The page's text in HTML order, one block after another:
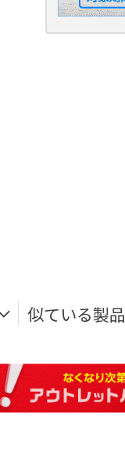
似ている製品